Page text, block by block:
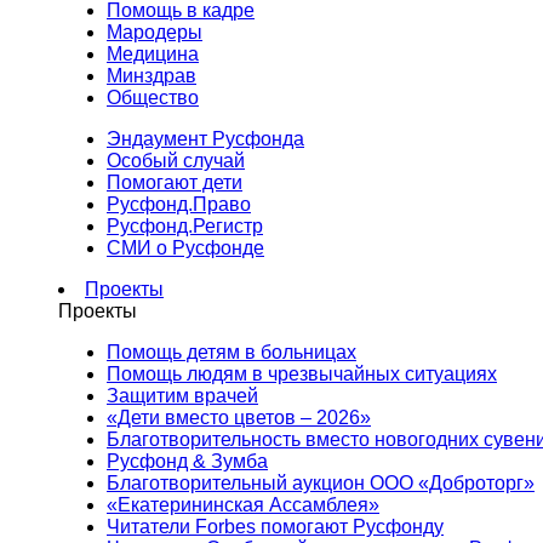
Помощь в кадре
Мародеры
Медицина
Минздрав
Общество
Эндаумент Русфонда
Особый случай
Помогают дети
Русфонд.Право
Русфонд.Регистр
СМИ о Русфонде
Проекты
Проекты
Помощь детям в больницах
Помощь людям в чрезвычайных ситуациях
Защитим врачей
«Дети вместо цветов – 2026»
Благотворительность вместо новогодних
Русфонд & Зумба
Благотворительный аукцион ООО «Доброторг»
«Екатерининская Ассамблея»
Читатели Forbes помогают Русфонду